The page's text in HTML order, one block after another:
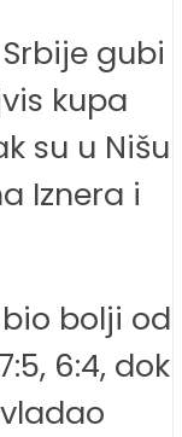
gubi
kupa
su u Nišu
Iznera i
bolji od
6:4, dok